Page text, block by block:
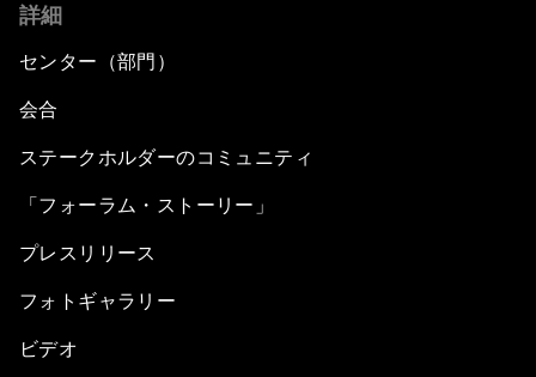
詳細
センター（部門）
会合
ステークホルダーのコミュニティ
「フォーラム・ストーリー」
プレスリリース
フォトギャラリー
ビデオ